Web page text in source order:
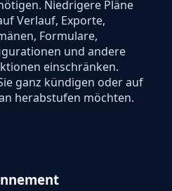
Niedrigere Pläne
Verlauf, Exporte,
Formulare,
und andere
einschränken.
ganz kündigen oder auf
herabstufen möchten.